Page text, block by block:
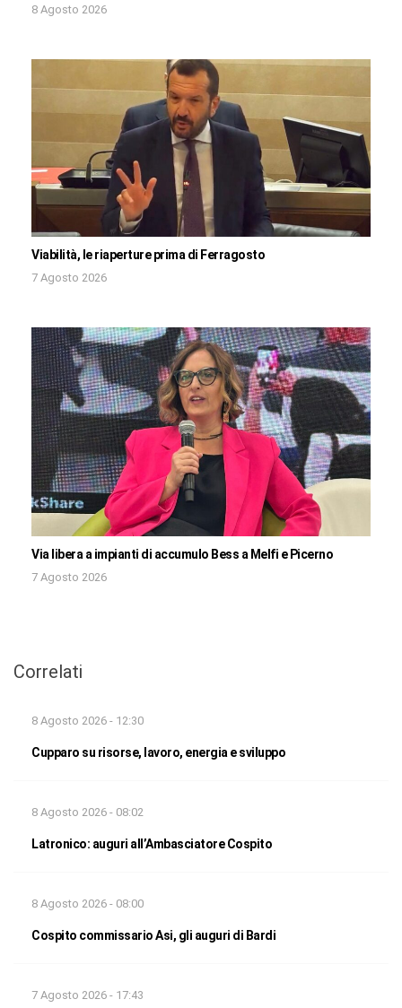
8 Agosto 2026
Viabilità, le riaperture prima di Ferragosto
7 Agosto 2026
Via libera a impianti di accumulo Bess a Melfi e Picerno
7 Agosto 2026
Correlati
8 Agosto 2026 - 12:30
Cupparo su risorse, lavoro, energia e sviluppo
8 Agosto 2026 - 08:02
Latronico: auguri all’Ambasciatore Cospito
8 Agosto 2026 - 08:00
Cospito commissario Asi, gli auguri di Bardi
7 Agosto 2026 - 17:43